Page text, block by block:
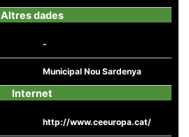
Altres dades
-
Municipal Nou Sardenya
Internet
http://www.ceeuropa.cat/
bé com sigui
possible. Si
algunes
funcionalitats